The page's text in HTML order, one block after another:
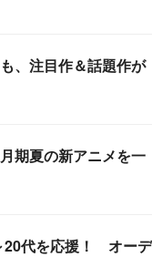
、注目作＆話題作が
期夏の新アニメを一
20代を応援！ オーデ